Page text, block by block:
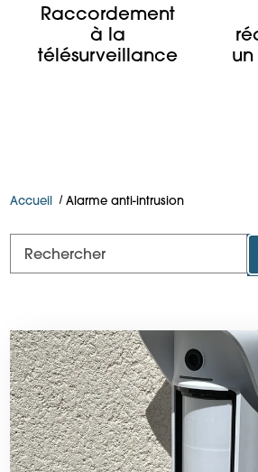
Raccordement
à la
télésurveillance
Accueil Alarme anti-intrusion
Rechercher